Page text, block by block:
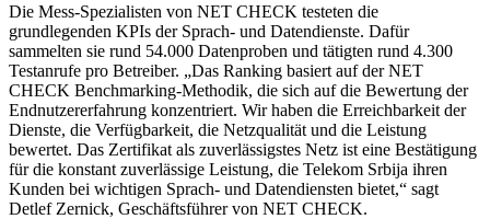
Die Mess-Spezialisten von NET CHECK testeten die
grundlegenden KPIs der Sprach- und Datendienste. Dafür
sammelten sie rund 54.000 Datenproben und tätigten rund 4.300
Testanrufe pro Betreiber. „Das Ranking basiert auf der NET
CHECK Benchmarking-Methodik, die sich auf die Bewertung der
Endnutzererfahrung konzentriert. Wir haben die Erreichbarkeit der
Dienste, die Verfügbarkeit, die Netzqualität und die Leistung
bewertet. Das Zertifikat als zuverlässigstes Netz ist eine Bestätigung
für die konstant zuverlässige Leistung, die Telekom Srbija ihren
Kunden bei wichtigen Sprach- und Datendiensten bietet,“ sagt
Detlef Zernick, Geschäftsführer von NET CHECK.